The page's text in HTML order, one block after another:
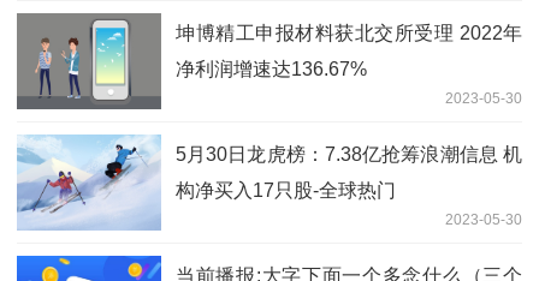
坤博精工申报材料获北交所受理 2022年
净利润增速达136.67%
2023-05-30
5月30日龙虎榜：7.38亿抢筹浪潮信息 机
构净买入17只股-全球热门
2023-05-30
当前播报:大字下面一个多念什么（三个